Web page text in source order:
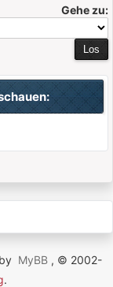
Gehe zu:
MyBB , © 2002-
.